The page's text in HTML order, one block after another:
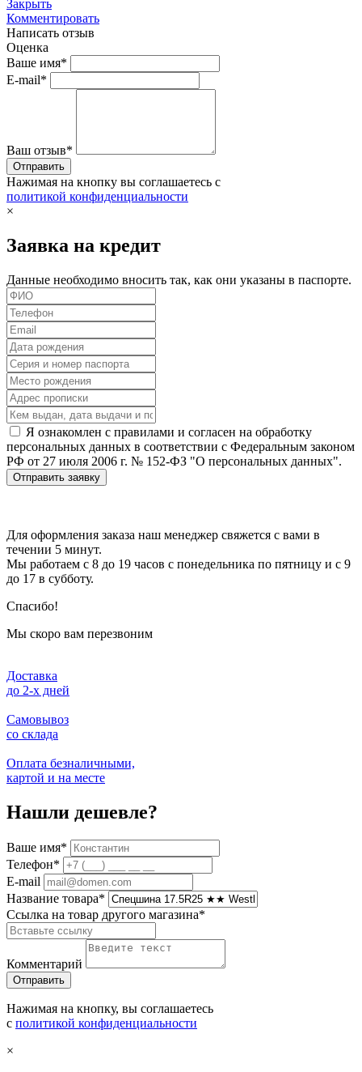
Закрыть
Комментировать
Написать отзыв
Оценка
Ваше имя*
E-mail*
Ваш отзыв*
Нажимая на кнопку вы соглашаетесь с
политикой конфиденциальности
×
Заявка на кредит
Данные необходимо вносить так, как они указаны в паспорте.
Я ознакомлен с правилами и согласен на обработку
персональных данных в соответствии с Федеральным законом
РФ от 27 июля 2006 г. № 152-ФЗ "О персональных данных".
Отправить заявку
Для оформления заказа наш менеджер свяжется с вами в
течении 5 минут.
Мы работаем с 8 до 19 часов с понедельника по пятницу и с 9
до 17 в субботу.
Спасибо!
Мы скоро вам перезвоним
Доставка
до 2-x дней
Самовывоз
со склада
Оплата безналичными,
картой и на месте
Нашли дешевле?
Ваше имя*
Телефон*
E-mail
Название товара*
Ссылка на товар другого магазина*
Комментарий
Нажимая на кнопку, вы соглашаетесь
с политикой конфиденциальности
×